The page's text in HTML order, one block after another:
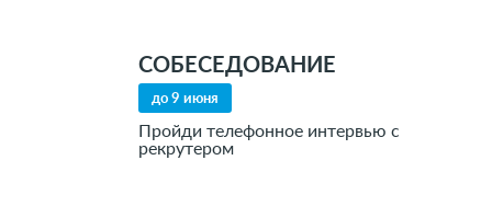
СОБЕСЕДОВАНИЕ
до 9 июня
Пройди телефонное интервью с
рекрутером